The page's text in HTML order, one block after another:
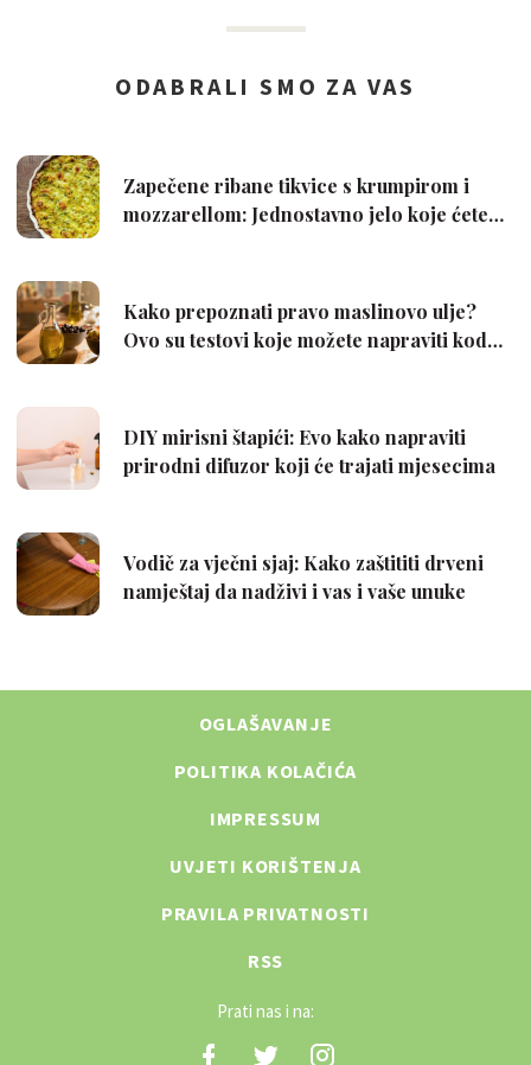
OGLAŠAVANJE
POLITIKA KOLAČIĆA
IMPRESSUM
UVJETI KORIŠTENJA
PRAVILA PRIVATNOSTI
RSS
Prati nas i na: